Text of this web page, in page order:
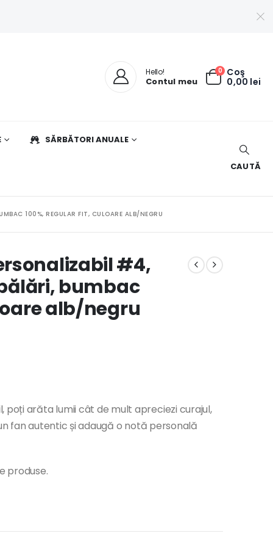
Hello!
Contul meu
0 Coş
0,00 lei
SĂRBĂTORI ANUALE
CAUTĂ
100%, REGULAR FIT, CULOARE ALB/NEGRU
#4,
bumbac
alb/negru
poți arăta lumii cât de mult apreciezi curajul,
fan autentic și adaugă o notă personală
produse.